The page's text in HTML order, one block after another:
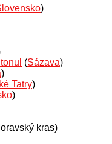
)
(Sázava)
)
Tatry)
)
kras)